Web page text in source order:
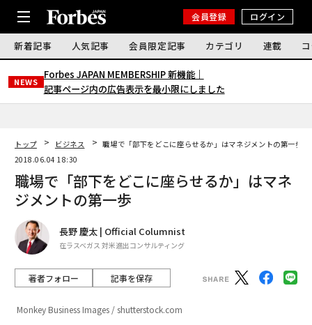
会員登録 ログイン
新着記事 人気記事 会員限定記事 カテゴリ 連載
NEWS
Forbes JAPAN MEMBERSHIP 新機能｜
記事ページ内の広告表示を最小限にしました
トップ ビジネス
職場で「部下をどこに座らせるか」はマネジメントの第一歩
2018.06.04 18:30
職場で「部下をどこに座らせるか」はマネ
ジメントの第一歩
長野 慶太 | Official Columnist
在ラスベガス 対米進出コンサルティング
著者フォロー 記事を保存
Monkey Business Images / shutterstock.com